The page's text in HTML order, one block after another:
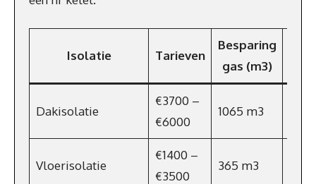
Isolatie Tarieven
Besparing
gas (m3)
Dakisolatie
€3700 –
€6000
1065 m3
Vloerisolatie
€1400 –
€3500
365 m3